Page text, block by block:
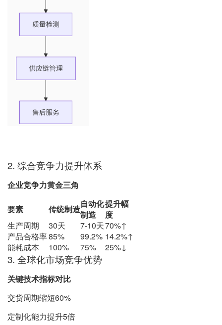
2. 综合竞争力提升体系
企业竞争力黄金三角
要素 传统制造自动化
制造
提升幅
度
生产周期
30天 7-10天70%↑
产品合格率85% 99.2% 14.2%↑
能耗成本
100% 75% 25%↓
3. 全球化市场竞争优势
关键技术指标对比
交货周期缩短60%
定制化能力提升5倍